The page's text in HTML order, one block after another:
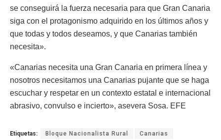
se conseguirá la fuerza necesaria para que Gran Canaria
siga con el protagonismo adquirido en los últimos años y
que todas y todos deseamos, y que Canarias también
necesita».
«Canarias necesita una Gran Canaria en primera línea y
nosotros necesitamos una Canarias pujante que se haga
escuchar y respetar en un contexto estatal e internacional
abrasivo, convulso e incierto», asevera Sosa. EFE
Etiquetas: Bloque Nacionalista Rural Canarias